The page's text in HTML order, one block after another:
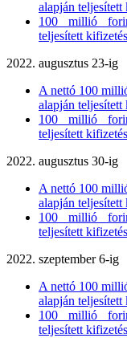
alapján teljesített
100 millió
teljesített
2022. augusztus 23-ig
A nettó 100
alapján teljesített
100 millió
teljesített
2022. augusztus 30-ig
A nettó 100
alapján teljesített
100 millió
teljesített
2022. szeptember 6-ig
A nettó 100
alapján teljesített
100 millió
teljesített